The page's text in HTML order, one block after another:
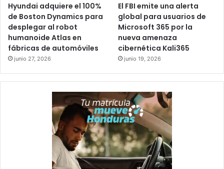
Hyundai adquiere el 100%
de Boston Dynamics para
desplegar al robot
humanoide Atlas en
fábricas de automóviles
junio 27, 2026
El FBI emite una alerta
global para usuarios de
Microsoft 365 por la
nueva amenaza
cibernética Kali365
junio 19, 2026